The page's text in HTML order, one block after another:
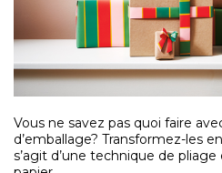
Vous ne savez pas quoi faire
d’emballage? Transformez-les
s’agit d’une technique de